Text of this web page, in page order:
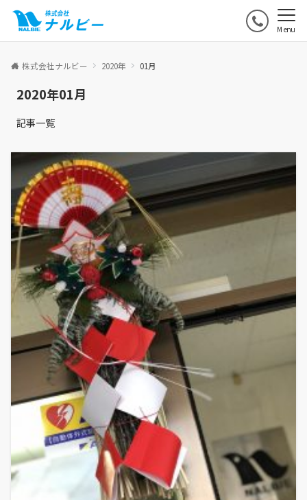
Menu
株式会社ナルビー 2020年 01月
2020年01月
記事一覧